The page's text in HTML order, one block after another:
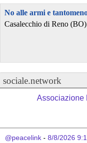
No alle armi e
Casalecchio di Reno (BO)
sociale.network
Associazione
@peacelink - 8/8/2026